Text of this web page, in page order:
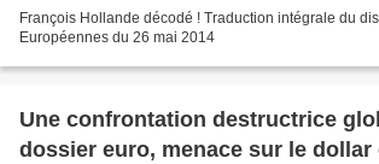
François Hollande décodé ! Traduction intégrale du
Européennes du 26 mai 2014
Une confrontation destructrice
dossier euro, menace sur le dollar et